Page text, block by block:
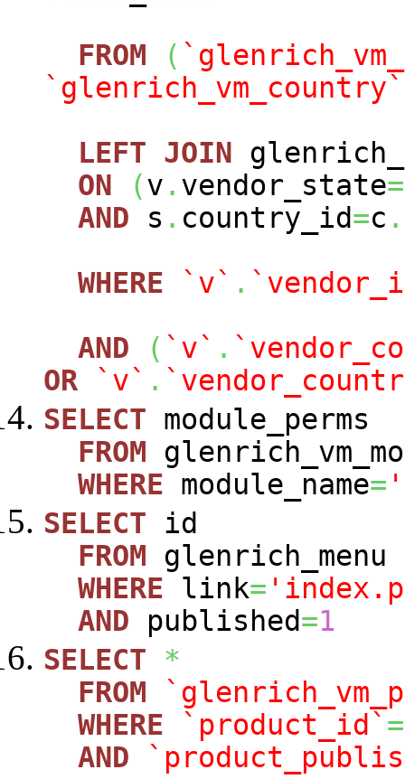
FROM
(
`glenrich_vm_country`
LEFT JOIN
ON
(v . vendor_state=
AND s . country_id=c .
WHERE
`v` .
AND
( `v` .
OR
`v` .
SELECT module_perms
FROM
WHERE module_name=
SELECT id
FROM glenrich_menu
WHERE link=
AND published=1
SELECT
*
FROM
WHERE
`product_id` =
AND